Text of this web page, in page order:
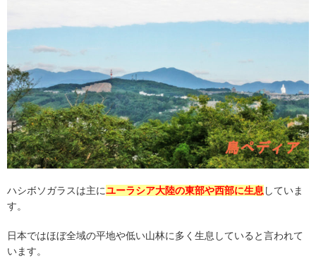
ハシボソガラスは主にユーラシア大陸の東部や西部に生息していま
す。
日本ではほぼ全域の平地や低い山林に多く生息していると言われて
います。